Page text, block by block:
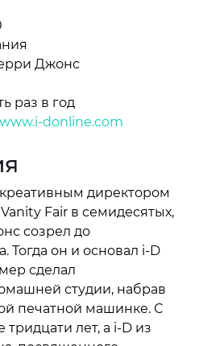
Джонс
раз в год
www.i-donline.com
директором
Fair в семидесятых,
созрел до
Тогда он и основал i-D
студии, набрав
С
лет, а i-D из